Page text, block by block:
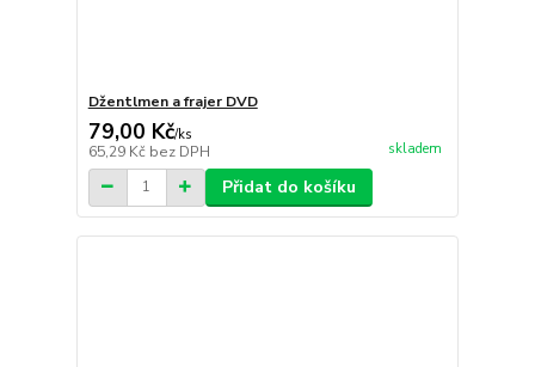
Džentlmen a frajer DVD
79,00 Kč/ks
65,29 Kč bez DPH skladem
Přidat do košíku